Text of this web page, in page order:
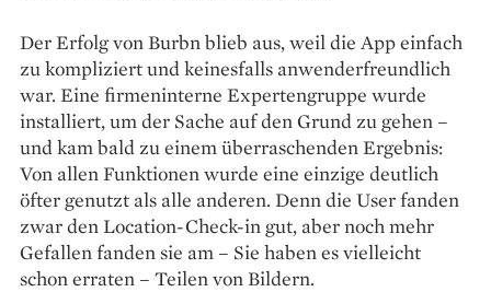
Der Erfolg von Burbn blieb aus, weil die App einfach
zu kompliziert und keinesfalls ­anwenderfreundlich
war. Eine firmeninterne Expertengruppe ­wurde
installiert, um der ­Sache auf den Grund zu gehen –
und kam bald zu einem ­überraschenden Ergebnis:
Von allen Funktionen wurde eine einzige deutlich
öfter genutzt als alle anderen. Denn die User fanden
zwar den Location-Check-in gut, aber noch mehr
Gefallen fanden sie am – Sie haben es vielleicht
schon erraten – Teilen von Bildern.